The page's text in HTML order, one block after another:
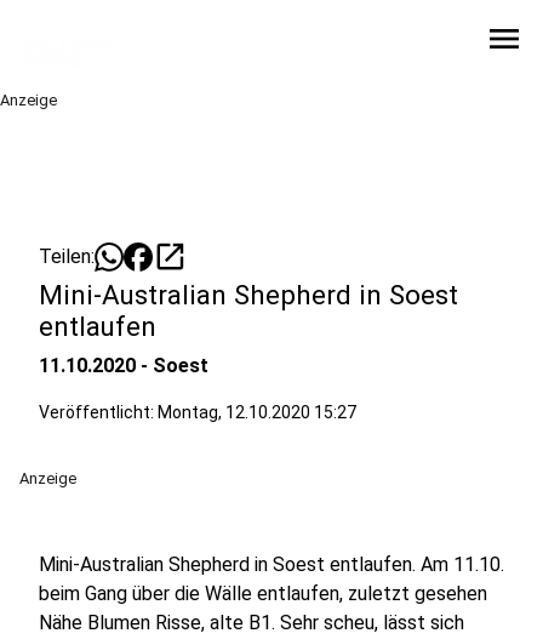
menu
Anzeige
Teilen: open_in_new
Mini-Australian Shepherd in Soest
entlaufen
11.10.2020 - Soest
Veröffentlicht: Montag, 12.10.2020 15:27
Anzeige
Mini-Australian Shepherd in Soest entlaufen. Am 11.10.
beim Gang über die Wälle entlaufen, zuletzt gesehen
Nähe Blumen Risse, alte B1. Sehr scheu, lässt sich